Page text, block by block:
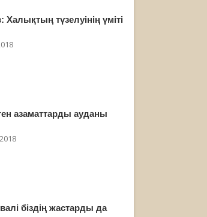
түзелуінің үміті
азаматтарды ауданы
біздің жастарды да